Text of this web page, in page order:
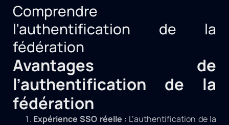
Comprendre
l’authentification de la
fédération
Avantages de
l’authentification de la
fédération
Expérience SSO réelle : L’authentification de la